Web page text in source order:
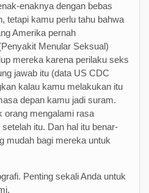
enaknya dengan bebas
tetapi kamu perlu tahu bahwa
Amerika pernah
Menular Seksual)
mereka karena perilaku seks
jawab itu (data US CDC
kalau kamu melakukan itu
depan kamu jadi suram.
orang mengalami rasa
itu. Dan hal itu benar-
mudah bagi mereka untuk
Penting sekali Anda untuk